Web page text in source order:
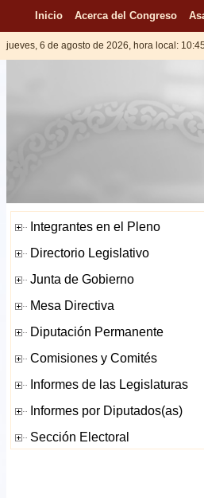
Inicio Acerca del Congreso
jueves, 6 de agosto de 2026, hora local: